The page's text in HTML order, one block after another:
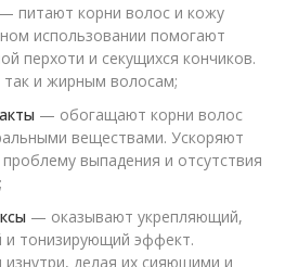
— питают корни волос и кожу
использовании помогают
перхоти и секущихся кончиков.
так и жирным волосам;
— обогащают корни волос
веществами. Ускоряют
выпадения и отсутствия
— оказывают укрепляющий,
и тонизирующий эффект.
делая их сияющими и